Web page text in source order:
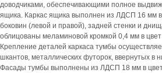
доводчиками, обеспечивающими полное
ящика. Каркас ящика выполнен из ЛДСП 16 мм в
боковин (левой и правой), задней стенки и
облицованы меламиновой кромкой 0,4 мм в
Крепление деталей каркаса тумбы
шкантов, металлических футорок, ввернутых в
Фасады тумбы выполнены из ЛДСП 18 мм в